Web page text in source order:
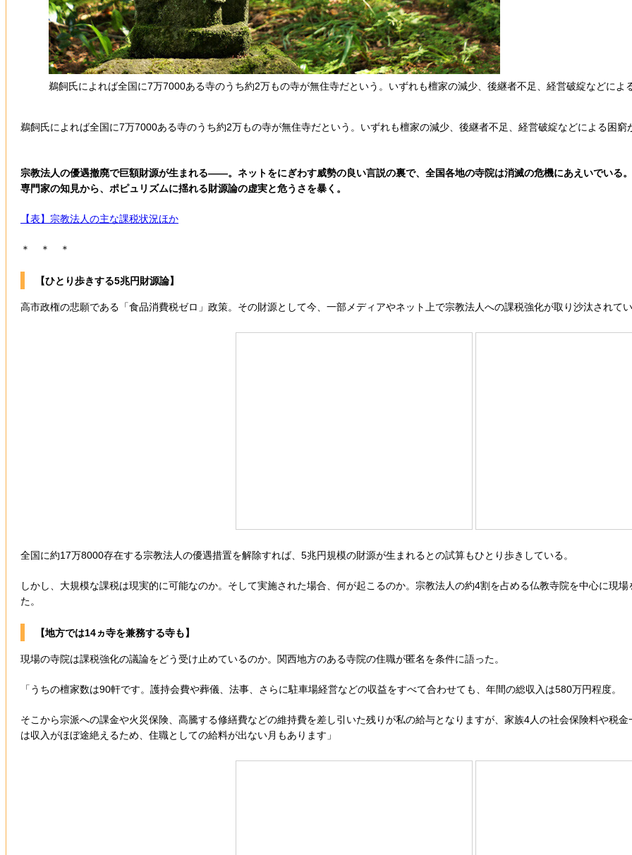
鵜飼氏によれば全国に7万7000ある寺のうち約2万もの寺が無住寺だという。いずれも檀家の減少、後継者不足、経営破綻などによ
鵜飼氏によれば全国に7万7000ある寺のうち約2万もの寺が無住寺だという。いずれも檀家の減少、後継者不足、経営破綻などによる困窮
宗教法人の優遇撤廃で巨額財源が生まれる――。ネットをにぎわす威勢の良い言説の裏で、全国各地の寺院は消滅の危機にあえいでいる
専門家の知見から、ポピュリズムに揺れる財源論の虚実と危うさを暴く。
【表】宗教法人の主な課税状況ほか
＊ ＊ ＊
【ひとり歩きする5兆円財源論】
高市政権の悲願である「食品消費税ゼロ」政策。その財源として今、一部メディアやネット上で宗教法人への課税強化が取り沙汰されて
全国に約17万8000存在する宗教法人の優遇措置を解除すれば、5兆円規模の財源が生まれるとの試算もひとり歩きしている。
しかし、大規模な課税は現実的に可能なのか。そして実施された場合、何が起こるのか。宗教法人の約4割を占める仏教寺院を中心に現
た。
【地方では14ヵ寺を兼務する寺も】
現場の寺院は課税強化の議論をどう受け止めているのか。関西地方のある寺院の住職が匿名を条件に語った。
「うちの檀家数は90軒です。護持会費や葬儀、法事、さらに駐車場経営などの収益をすべて合わせても、年間の総収入は580万円程度。
そこから宗派への課金や火災保険、高騰する修繕費などの維持費を差し引いた残りが私の給与となりますが、家族4人の社会保険料や税
は収入がほぼ途絶えるため、住職としての給料が出ない月もあります」